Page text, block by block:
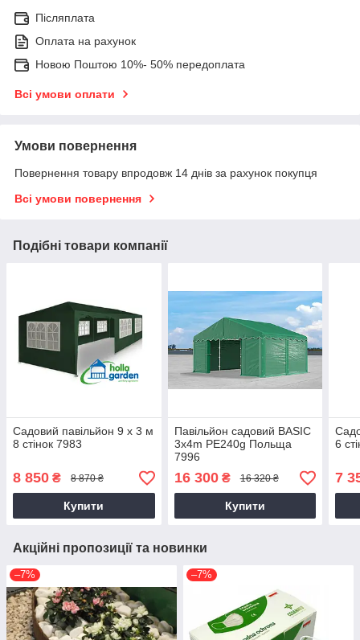
Післяплата
Оплата на рахунок
Новою Поштою 10%- 50% передоплата
Всі умови оплати
Умови повернення
Повернення товару впродовж 14 днів за рахунок покупця
Всі умови повернення
Подібні товари компанії
Садовий павільйон 9 x 3 м
8 стінок 7983
8 850 ₴ 8 870 ₴
Купити
Павільйон садовий BASIC
3x4m PE240g Польща
7996
16 300₴ 16 320 ₴
Купити
6
7
Акційні пропозиції та новинки
–7% –7%